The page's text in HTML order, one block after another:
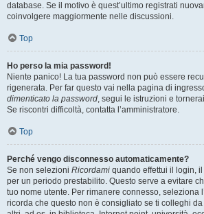
database. Se il motivo è quest’ultimo registrati
coinvolgere maggiormente nelle discussioni.
Top
Ho perso la mia password!
Niente panico! La tua password non può essere
rigenerata. Per far questo vai nella pagina di
dimenticato la password, segui le istruzioni e
Se riscontri difficoltà, contatta l’amministratore.
Top
Perché vengo disconnesso automaticamente?
Se non selezioni Ricordami quando effettui il login,
per un periodo prestabilito. Questo serve a evitare
tuo nome utente. Per rimanere connesso, seleziona
ricorda che questo non è consigliato se ti colleghi